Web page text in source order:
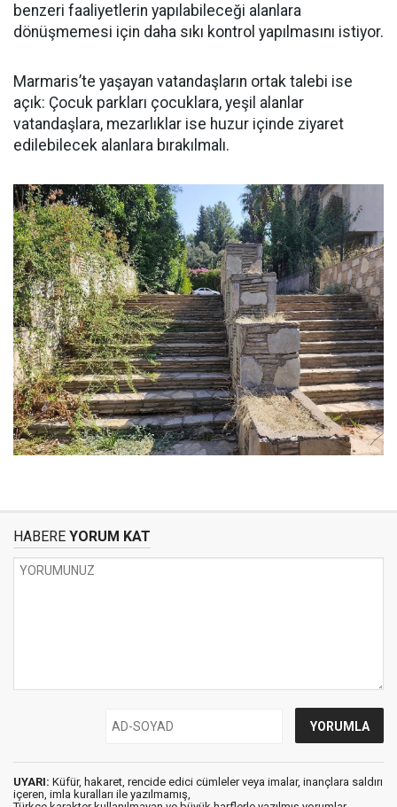
benzeri faaliyetlerin yapılabileceği alanlara
dönüşmemesi için daha sıkı kontrol yapılmasını istiyor.
Marmaris’te yaşayan vatandaşların ortak talebi ise
açık: Çocuk parkları çocuklara, yeşil alanlar
vatandaşlara, mezarlıklar ise huzur içinde ziyaret
edilebilecek alanlara bırakılmalı.
HABERE YORUM KAT
UYARI: Küfür, hakaret, rencide edici cümleler veya imalar, inançlara saldırı
içeren, imla kuralları ile yazılmamış,